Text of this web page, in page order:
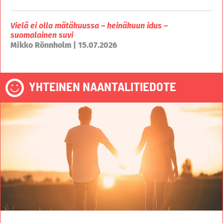
Vielä ei olla mätäkuussa – heinäkuun idus –
suomalainen suvi
Mikko Rönnholm | 15.07.2026
YHTEINEN NAANTALITIEDOTE